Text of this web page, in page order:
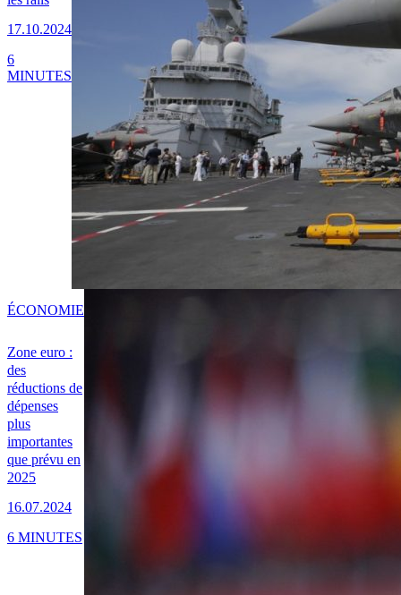
17.10.2024
6
MINUTES
Zone euro :
des
réductions de
dépenses
plus
importantes
que prévu en
2025
16.07.2024
ÉCONOMIE
6 MINUTES